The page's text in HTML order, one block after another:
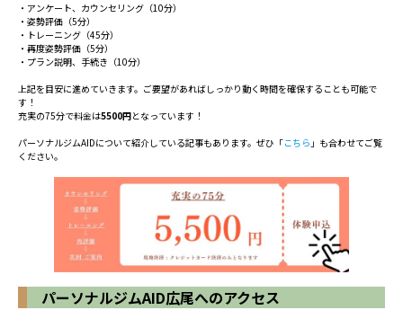
・アンケート、カウンセリング（10分）
・姿勢評価（5分）
・トレーニング（45分）
・再度姿勢評価（5分）
・プラン説明、手続き（10分）
上記を目安に進めていきます。ご要望があればしっかり動く時間を確保することも可能で
す！
充実の75分で料金は5500円となっています！
パーソナルジムAIDについて紹介している記事もあります。ぜひ「こちら 」も合わせてご覧
ください。
パーソナルジムAID広尾へのアクセス